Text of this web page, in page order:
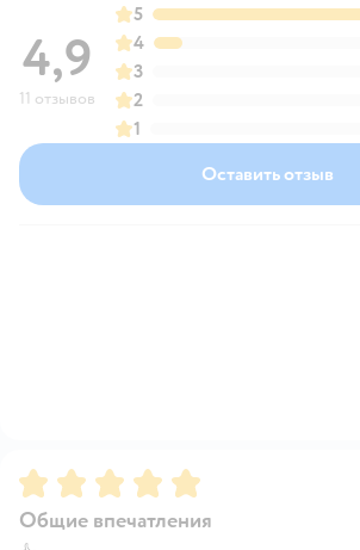
4,9
11 отзывов
5
4
3
2
1
Оставить отзыв
Рейтинг:5
Общие впечатления